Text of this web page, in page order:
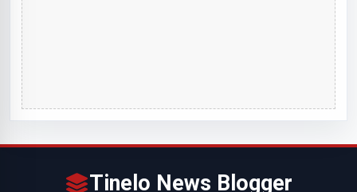
Tinelo News Blogger